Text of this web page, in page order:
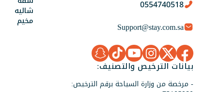
0554740518
Support@stay.com.sa
شاليه
مخيم
بيانات الترخيص والتصنيف:
- مرخصة من وزارة السياحة برقم الترخيص: